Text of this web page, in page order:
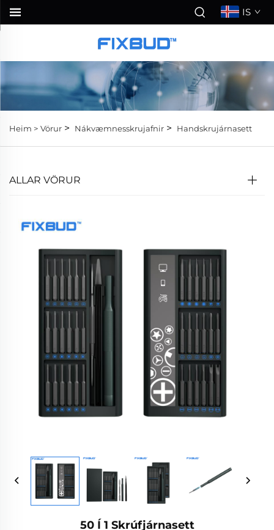
IS
Heim > Vörur > Nákvæmnesskrujafnir > Handskrujárnasett
ALLAR VÖRUR
50 Í 1 Skrúfjárnasett